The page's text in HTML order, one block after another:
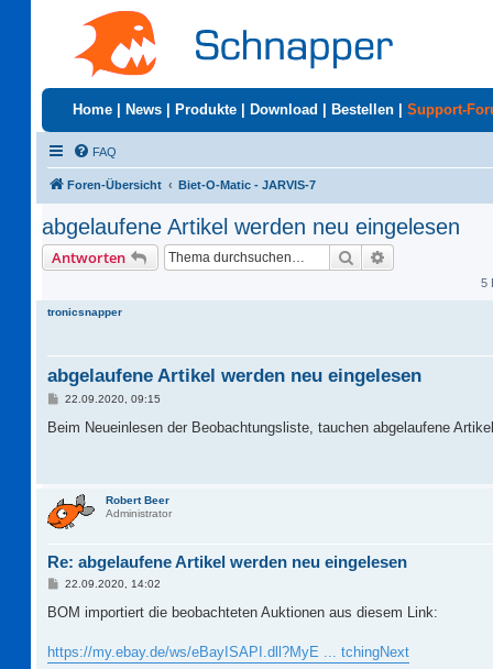
Home News Produkte Download Bestellen Support-
FAQ
Foren-Übersicht Biet-O-Matic - JARVIS-7
abgelaufene Artikel werden neu eingelesen
Antworten Suche
5
tronicsnapper
abgelaufene Artikel werden neu eingelesen
B
i
22.09.2020, 09:15
Beim Neueinlesen der Beobachtungsliste, tauchen abgelaufene
Robert Beer
Administrator
Re: abgelaufene Artikel werden neu eingelesen
B
i
a
g
22.09.2020, 14:02
BOM importiert die beobachteten Auktionen aus diesem Link:
https://my.ebay.de/ws/eBayISAPI.dll?MyE ... tchingNext